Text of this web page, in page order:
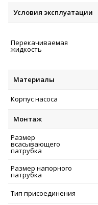
Условия эксплуатации
Перекачиваемая
жидкость
Материалы
Корпус насоса
Монтаж
Размер
всасывающего
патрубка
Размер напорного
патрубка
Тип присоединения